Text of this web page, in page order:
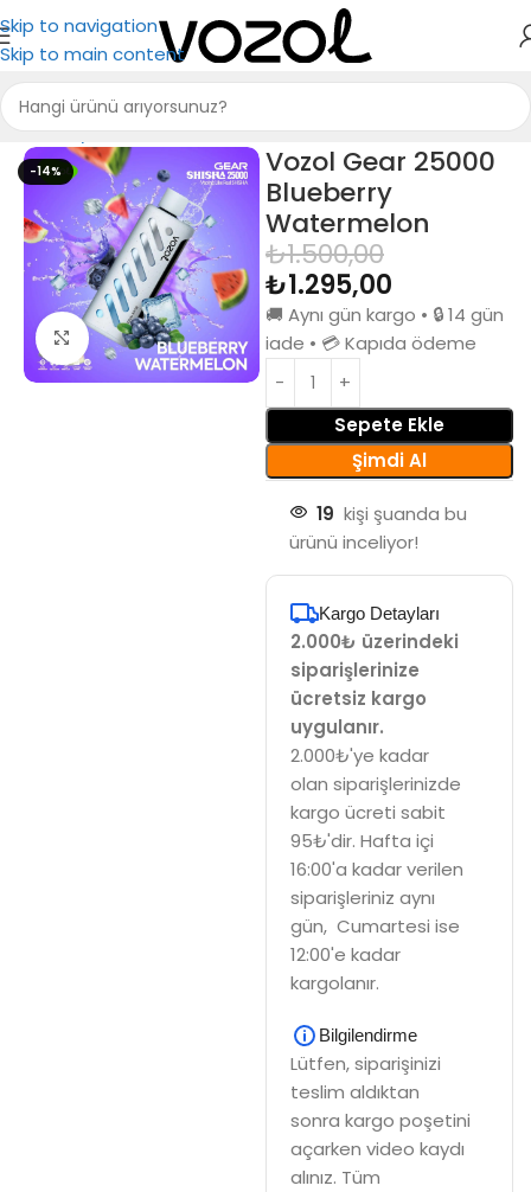
Skip to navigation
Skip to main content
Ana Sayfa Puff Bar
-14%
Büyütmek için tıkla
Vozol Gear 25000
Blueberry
Watermelon
₺1.500,00
₺1.295,00
🚚 Aynı gün kargo • 🔒 14 gün
iade • 💳 Kapıda ödeme
Sepete Ekle
Şimdi Al
19 kişi şuanda bu
ürünü inceliyor!
Kargo Detayları
2.000₺ üzerindeki
siparişlerinize
ücretsiz kargo
uygulanır.
2.000₺'ye kadar
olan siparişlerinizde
kargo ücreti sabit
95₺'dir. Hafta içi
16:00'a kadar verilen
siparişleriniz aynı
gün, Cumartesi ise
12:00'e kadar
kargolanır.
Bilgilendirme
Lütfen, siparişinizi
teslim aldıktan
sonra kargo poşetini
açarken video kaydı
alınız. Tüm